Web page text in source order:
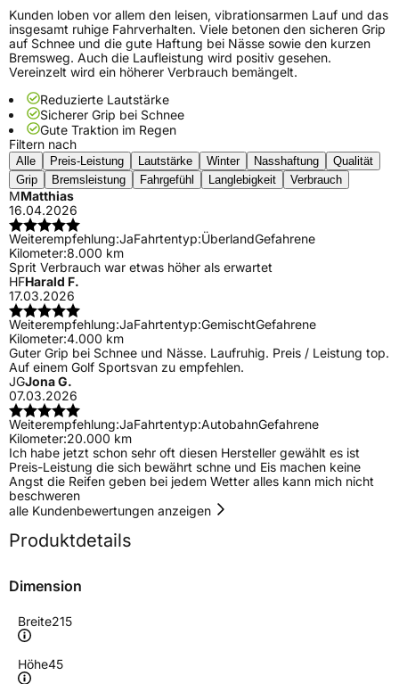
Kunden loben vor allem den leisen, vibrationsarmen Lauf und das
insgesamt ruhige Fahrverhalten. Viele betonen den sicheren Grip
auf Schnee und die gute Haftung bei Nässe sowie den kurzen
Bremsweg. Auch die Laufleistung wird positiv gesehen.
Vereinzelt wird ein höherer Verbrauch bemängelt.
Reduzierte Lautstärke
Sicherer Grip bei Schnee
Gute Traktion im Regen
Filtern nach
Alle Preis-Leistung Lautstärke Winter Nasshaftung
Qualität
Grip
Bremsleistung Fahrgefühl Langlebigkeit Verbrauch
MMatthias
16.04.2026
Weiterempfehlung:JaFahrtentyp:ÜberlandGefahrene
Kilometer:8.000 km
Sprit Verbrauch war etwas höher als erwartet
HFHarald F.
17.03.2026
Weiterempfehlung:JaFahrtentyp:GemischtGefahrene
Kilometer:4.000 km
Guter Grip bei Schnee und Nässe. Laufruhig. Preis / Leistung top.
Auf einem Golf Sportsvan zu empfehlen.
JGJona G.
07.03.2026
Weiterempfehlung:JaFahrtentyp:AutobahnGefahrene
Kilometer:20.000 km
Ich habe jetzt schon sehr oft diesen Hersteller gewählt es ist
Preis-Leistung die sich bewährt schne und Eis machen keine
Angst die Reifen geben bei jedem Wetter alles kann mich nicht
beschweren
alle Kundenbewertungen anzeigen
Produktdetails
Dimension
Breite215
Höhe45